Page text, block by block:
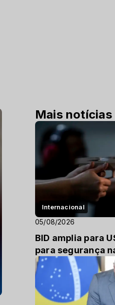
Mais notícias
Internacional
05/08/2026
BID amplia para
para segurança